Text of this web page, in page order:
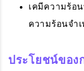
เคมีความร้อ
ความร้อนจำเ
ประโยชน์ของ